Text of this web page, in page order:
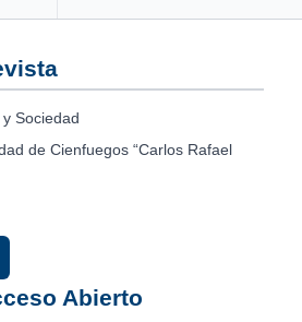
Sociedad
de Cienfuegos “Carlos Rafael
Abierto